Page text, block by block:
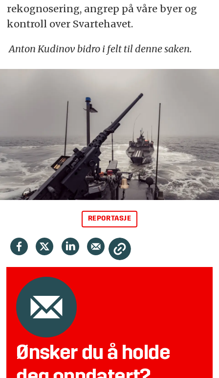
rekognosering, angrep på våre byer og
kontroll over Svartehavet.
Anton Kudinov bidro i felt til denne saken.
REPORTASJE
Ønsker du å holde